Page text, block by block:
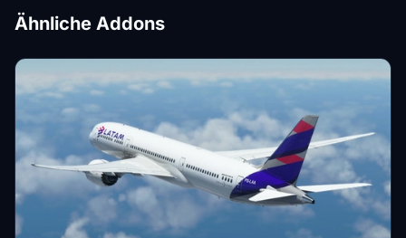
Ähnliche Addons